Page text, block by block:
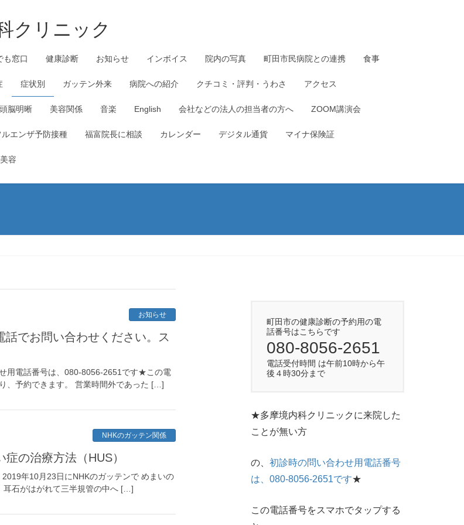
クリニック
も窓口 健康診断 お知らせ インボイス 院内の写真 町田市民病院との連携 食事
症状別 ガッテン外来 病院への紹介 クチコミ・評判・うわさ アクセス
頭脳明晰 美容関係 音楽 English 会社などの法人の担当者の方へ ZOOM講演会
ルエンザ予防接種 福富院長に相談 カレンダー デジタル通貨 マイナ保険証
容
お知らせ
でお問い合わせください。ス
用電話番号は、080-8056-2651です★この電
、予約できます。 営業時間外であった […]
NHKのガッテン関係
の治療方法（HUS）
年10月23日にNHKのガッテンで めまいの
耳石がはがれて三半規管の中へ […]
町田市の健康診断の予約用の電
話番号はこちらです
080-8056-2651
電話受付時間 は午前10時から午
後４時30分まで
★多摩境内科クリニックに来院した
ことが無い方
の、 初診時の問い合わせ用電話番号
は、080-8056-2651です★
この電話番号をスマホでタップする